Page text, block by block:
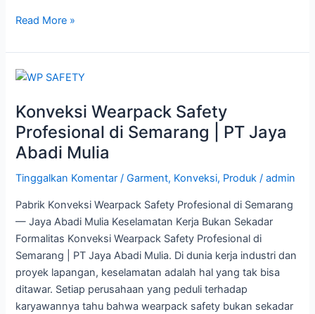
Read More »
Konveksi Wearpack Safety
Profesional di Semarang | PT Jaya
Abadi Mulia
Tinggalkan Komentar /Garment, Konveksi, Produk /admin
Pabrik Konveksi Wearpack Safety Profesional di Semarang
— Jaya Abadi Mulia Keselamatan Kerja Bukan Sekadar
Formalitas Konveksi Wearpack Safety Profesional di
Semarang | PT Jaya Abadi Mulia. Di dunia kerja industri dan
proyek lapangan, keselamatan adalah hal yang tak bisa
ditawar. Setiap perusahaan yang peduli terhadap
karyawannya tahu bahwa wearpack safety bukan sekadar
Konveksi
Safety
Profesional
di
Semarang
|
Jaya
Abadi
Mulia